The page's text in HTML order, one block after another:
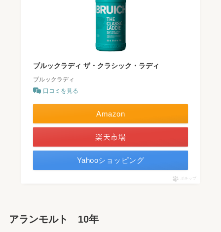
ブルックラディ ザ・クラシック・ラディ
ブルックラディ
口コミを見る
Amazon
楽天市場
Yahooショッピング
ポチップ
アランモルト 10年